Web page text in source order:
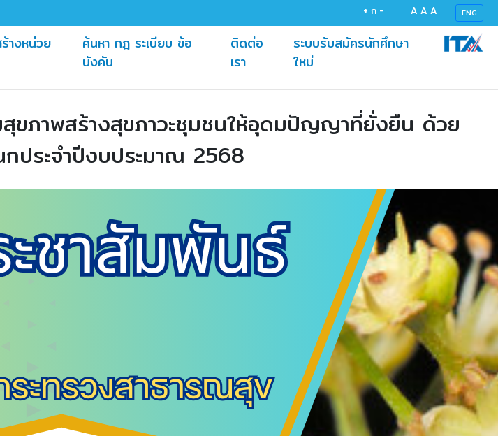
+ ก - A A A ENG
างหน่วย
ค้นหา กฎ ระเบียบ ข้อ
บังคับ(current)
ติดต่อ
เรา(current)
ระบบรับสมัครนักศึกษา
ใหม่(current)
สุขภาพสร้างสุขภาวะชุมชนให้อุดมปัญญาที่ยั่งยืน ด้วย
ประจำปีงบประมาณ 2568